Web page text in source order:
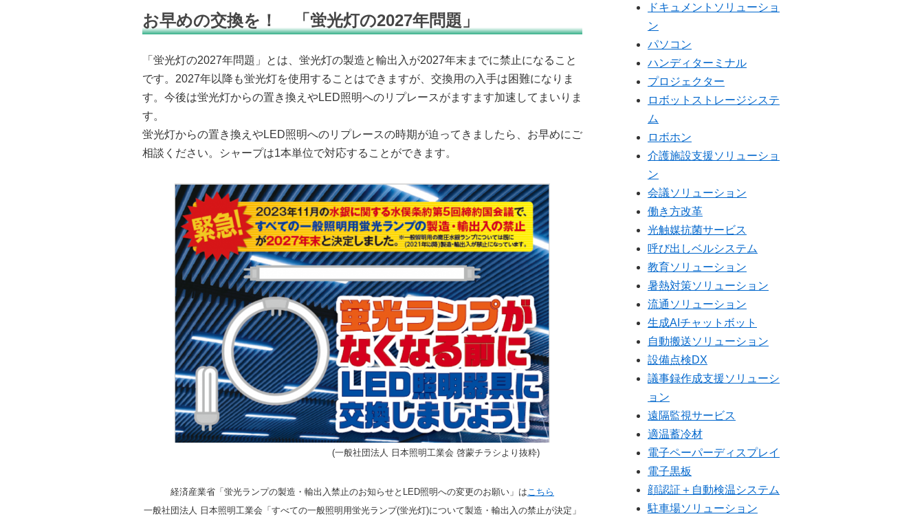
お早めの交換を！ 「蛍光灯の2027年問題」
「蛍光灯の2027年問題」とは、蛍光灯の製造と輸出入が2027年末までに禁止になること
です。2027年以降も蛍光灯を使用することはできますが、交換用の入手は困難になりま
す。今後は蛍光灯からの置き換えやLED照明へのリプレースがますます加速してまいりま
す。
蛍光灯からの置き換えやLED照明へのリプレースの時期が迫ってきましたら、お早めにご
相談ください。シャープは1本単位で対応することができます。
(一般社団法人 日本照明工業会 啓蒙チラシより抜粋)
経済産業省「蛍光ランプの製造・輸出入禁止のお知らせとLED照明への変更のお願い」は こちら
一般社団法人 日本照明工業会「すべての一般照明用蛍光ランプ(蛍光灯)について製造・輸出入の禁止が決定」
ドキュメントソリューショ
ン
パソコン
ハンディターミナル
プロジェクター
ロボットストレージシステ
ム
ロボホン
介護施設支援ソリューショ
ン
会議ソリューション
働き方改革
光触媒抗菌サービス
呼び出しベルシステム
教育ソリューション
暑熱対策ソリューション
流通ソリューション
生成AIチャットボット
自動搬送ソリューション
設備点検DX
議事録作成支援ソリューシ
ョン
遠隔監視サービス
適温蓄冷材
電子ペーパーディスプレイ
電子黒板
顔認証＋自動検温システム
駐車場ソリューション